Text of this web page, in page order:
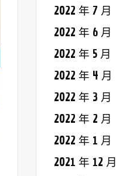
2022 年 7 月
2022 年 6 月
2022 年 5 月
2022 年 4 月
2022 年 3 月
2022 年 2 月
2022 年 1 月
2021 年 12 月